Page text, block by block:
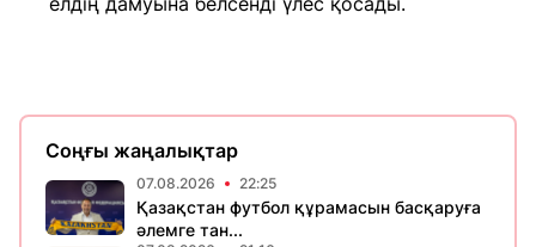
Соңғы жаңалықтар
07.08.2026 22:25
Қазақстан футбол құрамасын басқаруға
әлемге тан...